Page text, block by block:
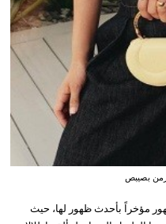
كارمن بصيبص
مؤخراً بأحدث ظهور لها، حيث